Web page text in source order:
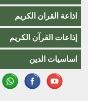
اذاعة القران الكريم
إذاعات القرآن الكريم
اساسيات الدين